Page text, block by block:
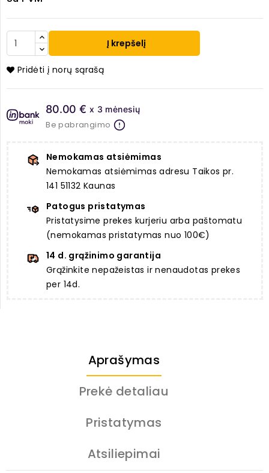
Į krepšelį
Pridėti į norų sąrašą
80.00 € x 3 mėnesių
Be pabrangimo
Nemokamas atsiėmimas
Nemokamas atsiėmimas adresu Taikos pr.
141 51132 Kaunas
Patogus pristatymas
Pristatysime prekes kurjeriu arba paštomatu
(nemokamas pristatymas nuo 100€)
14 d. grąžinimo garantija
Grąžinkite nepažeistas ir nenaudotas prekes
per 14d.
Aprašymas
Prekė detaliau
Pristatymas
Atsiliepimai